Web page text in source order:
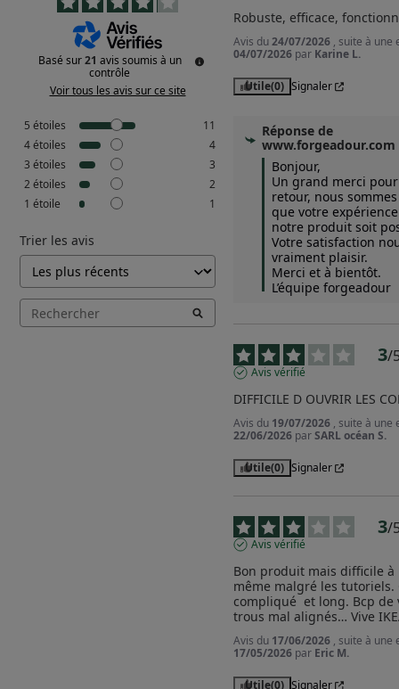
Basé sur21 avis soumis à un
contrôle
Voir tous les avis sur ce site
5 étoiles
11
4étoiles
4
3 étoiles
3
2 étoiles
2
1 étoile 1
Trier les avis
Robuste, efficace,
Avis du24/07/2026 , suite à une
04/07/2026 par Karine L.
Utile(0) Signaler
Réponse de
www.forgeadour.com
Bonjour,
Un grand merci
retour, nous
que votre
notre produit soit
Votre satisfaction
vraiment plaisir.
Merci et à bientôt.
L’équipe forgeadour
3/
Avis vérifié
DIFFICILE D OUVRIR LES
Avis du 19/07/2026 , suite à une
22/06/2026 parSARL océan S.
Utile(0) Signaler
3/
Avis vérifié
Bon produit mais difficile à
même malgré les tutoriels.
compliqué  et long. Bcp
trous mal alignés… Vive
Avis du 17/06/2026 , suite à une
17/05/2026 par Eric M.
Utile(0) Signaler